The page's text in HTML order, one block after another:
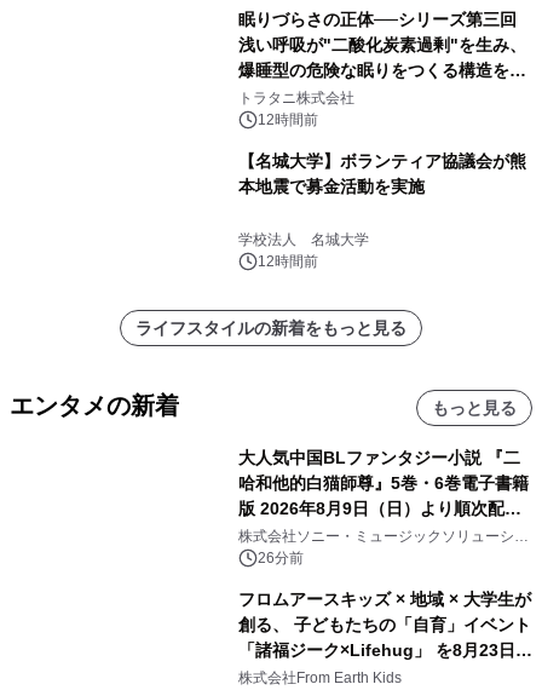
眠りづらさの正体──シリーズ第三回
浅い呼吸が"二酸化炭素過剰"を生み、
爆睡型の危険な眠りをつくる構造を解
説
トラタニ株式会社
12時間前
【名城大学】ボランティア協議会が熊
本地震で募金活動を実施
学校法人 名城大学
12時間前
ライフスタイルの新着をもっと見る
エンタメの新着 もっと見る
大人気中国BLファンタジー小説 『二
哈和他的白猫師尊』5巻・6巻電子書籍
版 2026年8月9日（日）より順次配信
開始
株式会社ソニー・ミュージックソリューショ
ンズ26分前
フロムアースキッズ × 地域 × 大学生が
創る、 子どもたちの「自育」イベント
「諸福ジーク×Lifehug」 を8月23日
(日)開催
株式会社From Earth Kids